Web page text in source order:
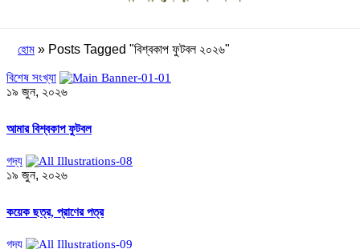
হোম » Posts Tagged "বিশ্বকাপ ফুটবল ২০২৬"
বিশেষ সংখ্যা
১৯ জুন, ২০২৬
আমার বিশ্বকাপ ফুটবল
গদ্য
১৯ জুন, ২০২৬
কয়েক ছত্র, প্রাণের পত্র
গদ্য